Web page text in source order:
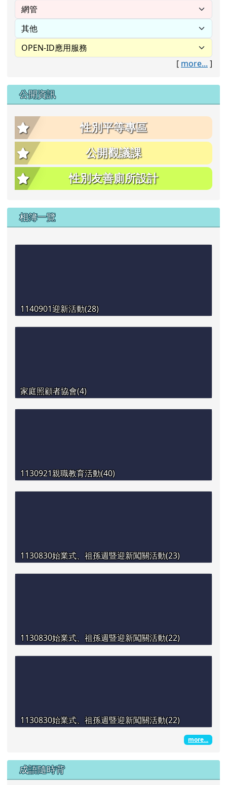
[ more... ]
公開資訊
性別平等專區
公開觀議課
性別友善廁所設計
相簿一覽
1140901迎新活動(28)
家庭照顧者協會(4)
1130921親職教育活動(40)
1130830始業式、祖孫週暨迎新闖關活動(23)
1130830始業式、祖孫週暨迎新闖關活動(22)
1130830始業式、祖孫週暨迎新闖關活動(22)
more...
成語隨時背